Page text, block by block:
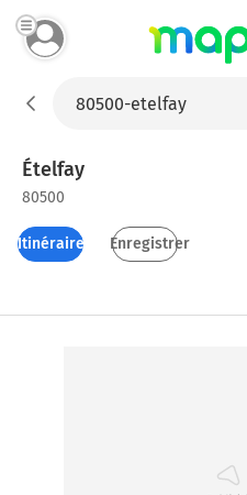
Ételfay
80500
Itinéraires Enregistrer